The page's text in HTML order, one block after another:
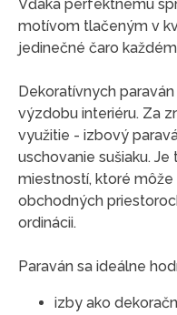
Vďaka perfektnému
motívom tlačeným v
jedinečné čaro
Dekoratívnych
výzdobu interiéru. Za
využitie - izbový
uschovanie sušiaku.
miestností, ktoré
obchodných
ordinácii.
Paraván sa ideálne
izby ako